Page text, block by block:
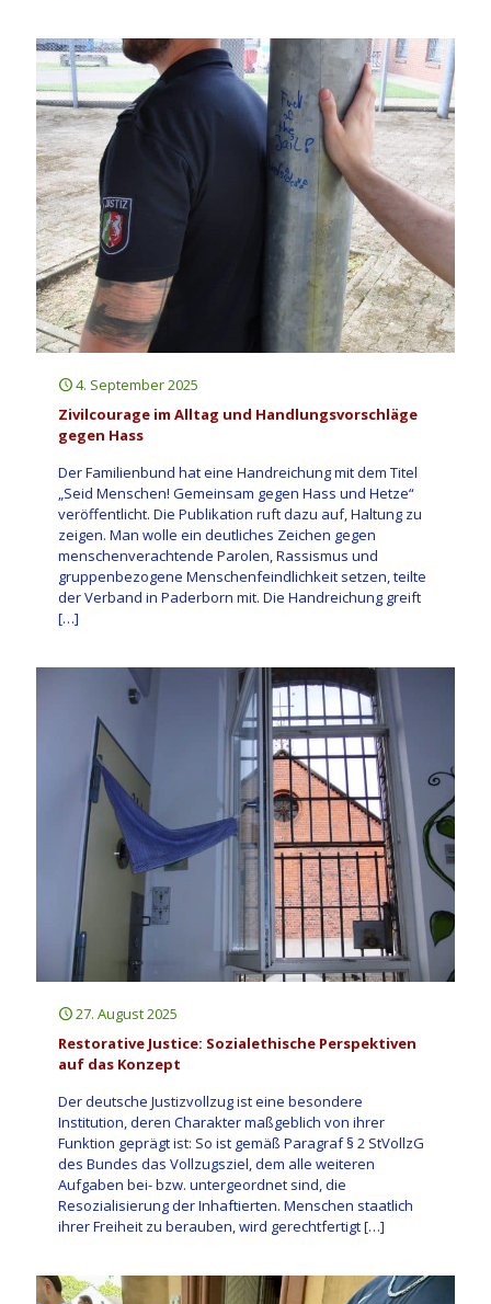
4. September 2025
Zivilcourage im Alltag und Handlungsvorschläge
gegen Hass
Der Familienbund hat eine Handreichung mit dem Titel
„Seid Menschen! Gemeinsam gegen Hass und Hetze“
veröffentlicht. Die Publikation ruft dazu auf, Haltung zu
zeigen. Man wolle ein deutliches Zeichen gegen
menschenverachtende Parolen, Rassismus und
gruppenbezogene Menschenfeindlichkeit setzen, teilte
der Verband in Paderborn mit. Die Handreichung greift
[…]
27. August 2025
Restorative Justice: Sozialethische Perspektiven
auf das Konzept
Der deutsche Justizvollzug ist eine besondere
Institution, deren Charakter maßgeblich von ihrer
Funktion geprägt ist: So ist gemäß Paragraf § 2 StVollzG
des Bundes das Vollzugsziel, dem alle weiteren
Aufgaben bei- bzw. untergeordnet sind, die
Resozialisierung der Inhaftierten. Menschen staatlich
ihrer Freiheit zu berauben, wird gerechtfertigt[…]